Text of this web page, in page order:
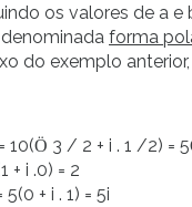
os valores de a e
denominada forma
do exemplo
10(Ö 3 / 2 + i . 1 /2) = 5
+ i .0) = 2
+ i . 1) = 5i